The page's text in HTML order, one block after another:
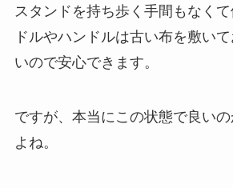
スタンドを持ち歩く手間もなくて
ドルやハンドルは古い布を敷い
いので安心できます。
ですが、本当にこの状態で良い
よね。